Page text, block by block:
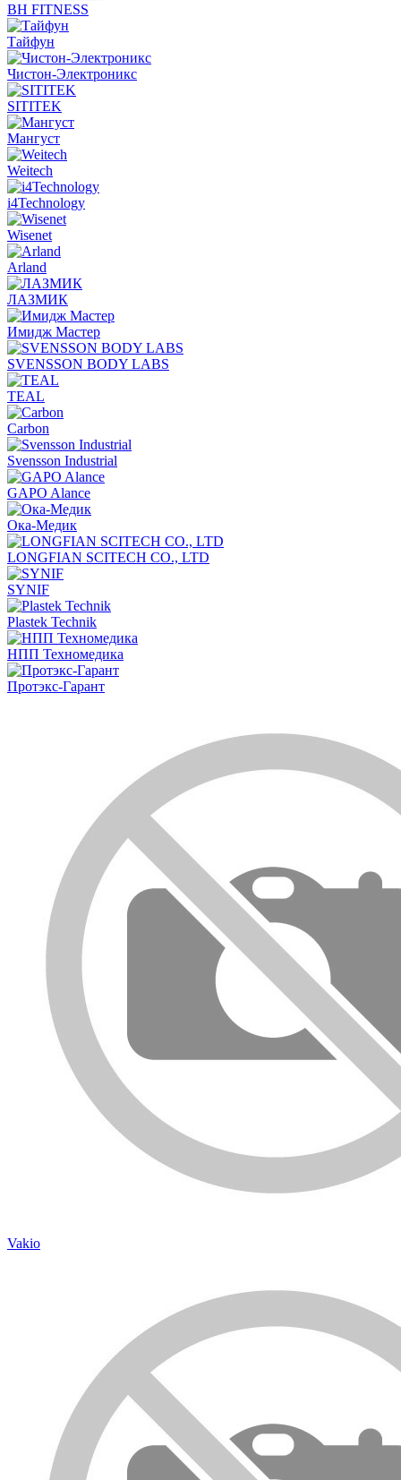
BH FITNESS
Тайфун
Чистон-Электроникс
SITITEK
Мангуст
Weitech
i4Technology
Wisenet
Arland
ЛАЗМИК
Имидж Мастер
SVENSSON BODY LABS
TEAL
Carbon
Svensson Industrial
GAPO Alance
Ока-Медик
LONGFIAN SCITECH CO., LTD
SYNIF
Plastek Technik
НПП Техномедика
Протэкс-Гарант
Vakio